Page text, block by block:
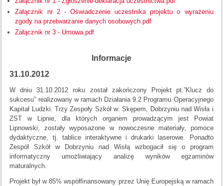
Załącznik nr 2 - Oświadczenie uczestnika projektu o wyrażeniu
zgody na przetwarzanie danych osobowych.pdf
Załącznik nr 3 - Umowa.pdf
Informacje
31.10.2012
W dniu 31.10.2012 roku został zakończony Projekt pt.”Klucz do
sukcesu” realizowany w ramach Działania 9.2 Programu Operacyjnego
Kapitał Ludzki. Trzy Zespoły Szkół w: Skępem, Dobrzyniu nad Wisła i
ZST w Lipnie, dla których organem prowadzącym jest Powiat
Lipnowski, zostały wyposażone w nowoczesne materiały, pomoce
dydaktyczne, tj. tablice interaktywne i drukarki laserowe. Ponadto
Zespół Szkół w Dobrzyniu nad Wisłą wzbogacił się o program
informatyczny umożliwiający analizę wyników egzaminów
maturalnych.
Projekt był w 85% współfinansowany przez Unię Europejską w ramach